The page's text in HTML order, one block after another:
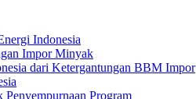
Indonesia
Impor Minyak
dari Ketergantungan BBM Impor
Program